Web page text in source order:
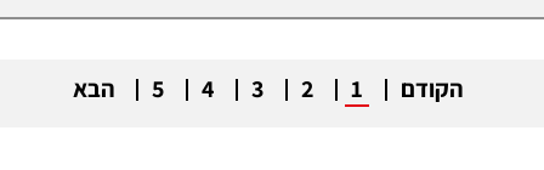
הקודם 1
2
3
4
5 הבא